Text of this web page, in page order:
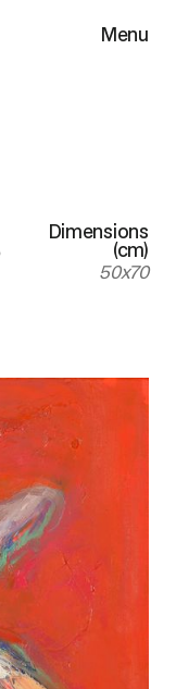
Menu
Dimensions
(cm)
50x70